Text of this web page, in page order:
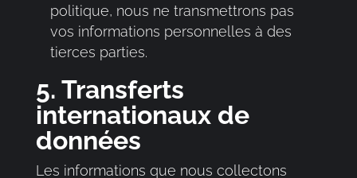
politique, nous ne transmettrons pas
vos informations personnelles à des
tierces parties.
5. Transferts
internationaux de
données
Les informations que nous collectons